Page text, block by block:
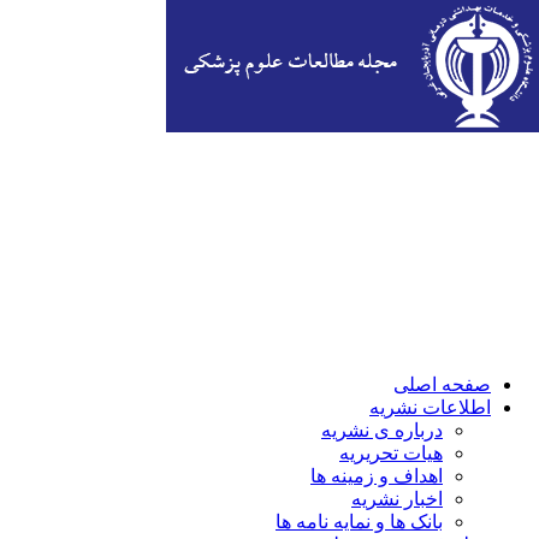
صفحه اصلی
اطلاعات نشریه
درباره ی نشریه
هیات تحریریه
اهداف و زمینه ها
اخبار نشریه
بانک ها و نمایه نامه ها